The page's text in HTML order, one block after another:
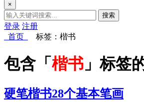
×
搜索
登录 注册
首页
标签：楷书
包含「 楷书 」标签
硬笔楷书28个基本笔画